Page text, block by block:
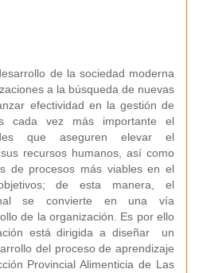
de la sociedad moderna
a la búsqueda de nuevas
efectividad en la gestión de
cada vez más importante el
que aseguren elevar el
recursos humanos, así como
de procesos más viables en el
de esta manera, el
se convierte en una vía
de la organización. Es por ello
está dirigida a diseñar un
del proceso de aprendizaje
Provincial Alimenticia de Las